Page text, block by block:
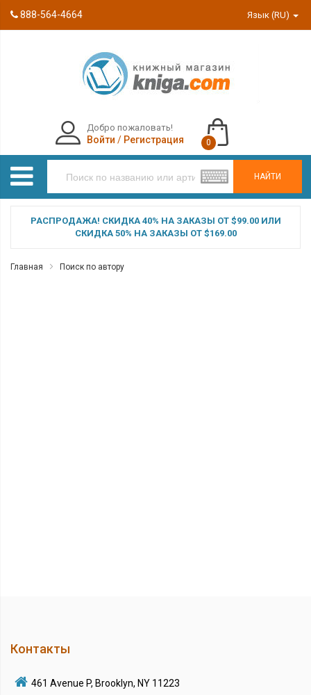
888-564-4664 Язык (RU)
НАЙТИ
Добро пожаловать!
Войти / Регистрация 0
РАСПРОДАЖА! СКИДКА 40% НА ЗАКАЗЫ ОТ $99.00 ИЛИ
СКИДКА 50% НА ЗАКАЗЫ ОТ $169.00
Главная Поиск по автору
Контакты
461 Avenue P, Brooklyn, NY 11223